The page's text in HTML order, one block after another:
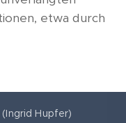
etwa durch
Hupfer)